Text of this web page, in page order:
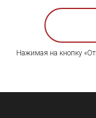
Нажимая на кнопку